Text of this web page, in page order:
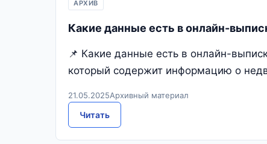
АРХИВ
Какие данные есть в онлайн-
📌 Какие данные есть в онлайн-
который содержит информацию о
21.05.2025Архивный материал
Читать